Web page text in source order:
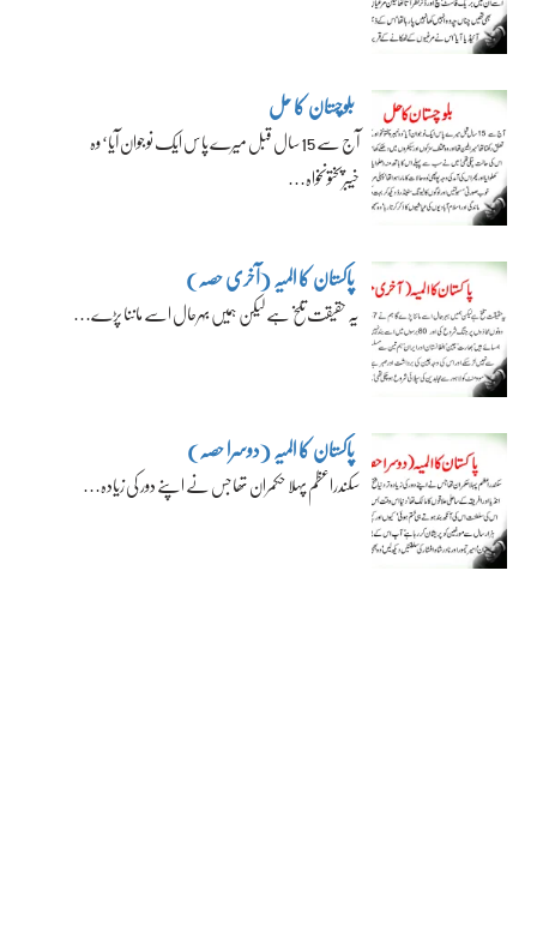
بلوچستان کا حل
آج سے 15 سال قبل میرے پاس ایک نوجوان آیا‘ وہ
خیبرپختونخواہ…
پاکستان کا المیہ (آخری حصہ)
یہ حقیقت تلخ ہے لیکن ہمیں بہرحال اسے ماننا پڑے…
پاکستان کا المیہ (دوسرا حصہ)
سکندراعظم پہلا حکمران تھا جس نے اپنے دور کی زیادہ…